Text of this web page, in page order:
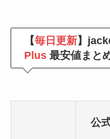
【毎日更新】
Plus 最安値まと
公